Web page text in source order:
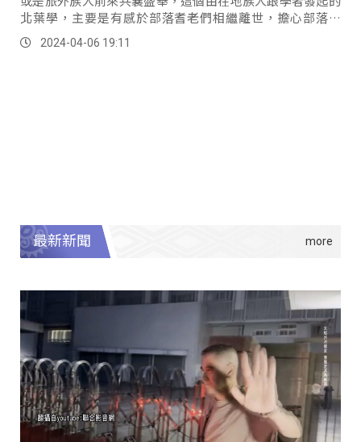
北葉學，主要是有感於部落耆老們相繼離世，擔心部落歷
史、文化脈絡、語言歌謠，逐漸被淡忘甚至流失，因此藉由
學術發表為部落留下珍貴的文化資產。
2024-04-06 19:11
最新新聞